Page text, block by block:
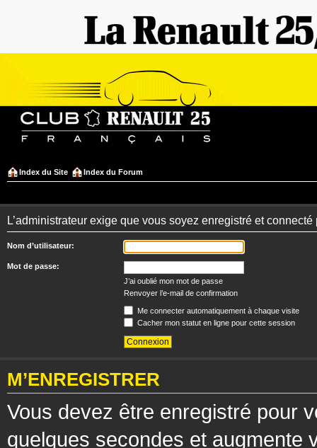
Index du Site Index du Forum
L’administrateur exige que vous soyez enregistré et
Nom d’utilisateur:
Mot de passe:
J’ai oublié mon mot de passe
Renvoyer l’e-mail de confirmation
Me connecter automatiquement à chaque visite
Cacher mon statut en ligne pour cette session
M’ENREGISTRER
Vous devez être enregistré pour
quelques secondes et augmente